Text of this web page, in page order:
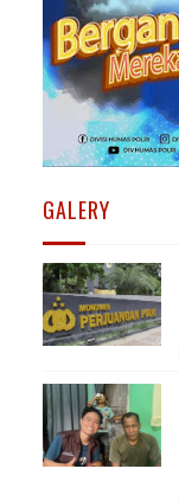
GALERY